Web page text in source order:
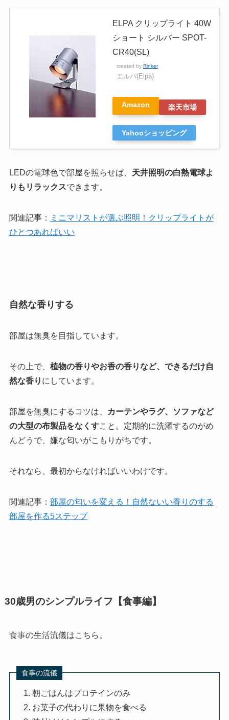
ELPA クリップライト 40W
ショート シルバー SPOT-
CR40(SL)
created by Rinker
エルパ(Elpa)
Amazon 楽天市場
Yahooショッピング
LEDの電球色で部屋を照らせば、 天井照明の白熱電球よ
りもリラックスできます。
関連記事：
ミニマリストが選ぶ照明！クリップライトが
ひとつあればいい
自然な香りする
部屋は無臭を目指しています。
その上で、 植物の香りやお香の香りなど、できるだけ自
然な香り にしています。
部屋を無臭にするコツは、 カーテンやラグ、ソファなど
の大型の布製品をなくすこと。定期的に洗濯するのがめ
んどうで、嫌な匂いがこもりがちです。
それなら、最初からなければいいわけです。
関連記事： 部屋の匂いを変える！自然ないい香りのする
部屋を作る5ステップ
30歳男のシンプルライフ【食事編】
食事の生活流儀はこちら。
食事の流儀
朝ごはんはプロテインのみ
お菓子の代わりに果物を食べる